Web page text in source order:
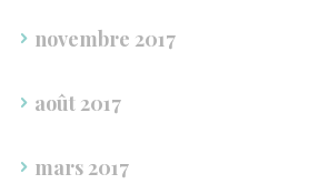
novembre 2017
août 2017
mars 2017